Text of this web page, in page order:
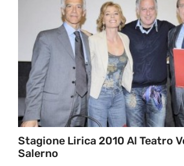
Stagione Lirica 2010 Al Teatro
Salerno